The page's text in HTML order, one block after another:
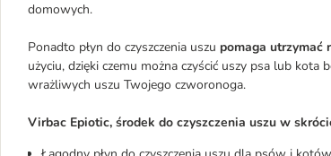
domowych.
Ponadto płyn do czyszczenia uszu pomaga utrzymać
użyciu, dzięki czemu można czyścić uszy psa lub
wrażliwych uszu Twojego czworonoga.
Virbac Epiotic, środek do czyszczenia uszu w